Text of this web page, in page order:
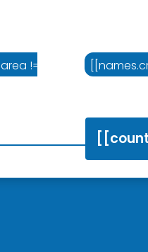
!= '' ? names.area